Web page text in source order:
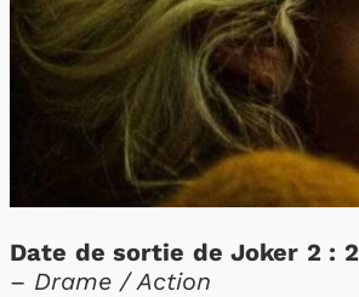
Date de sortie de Joker 2 :
– Drame / Action